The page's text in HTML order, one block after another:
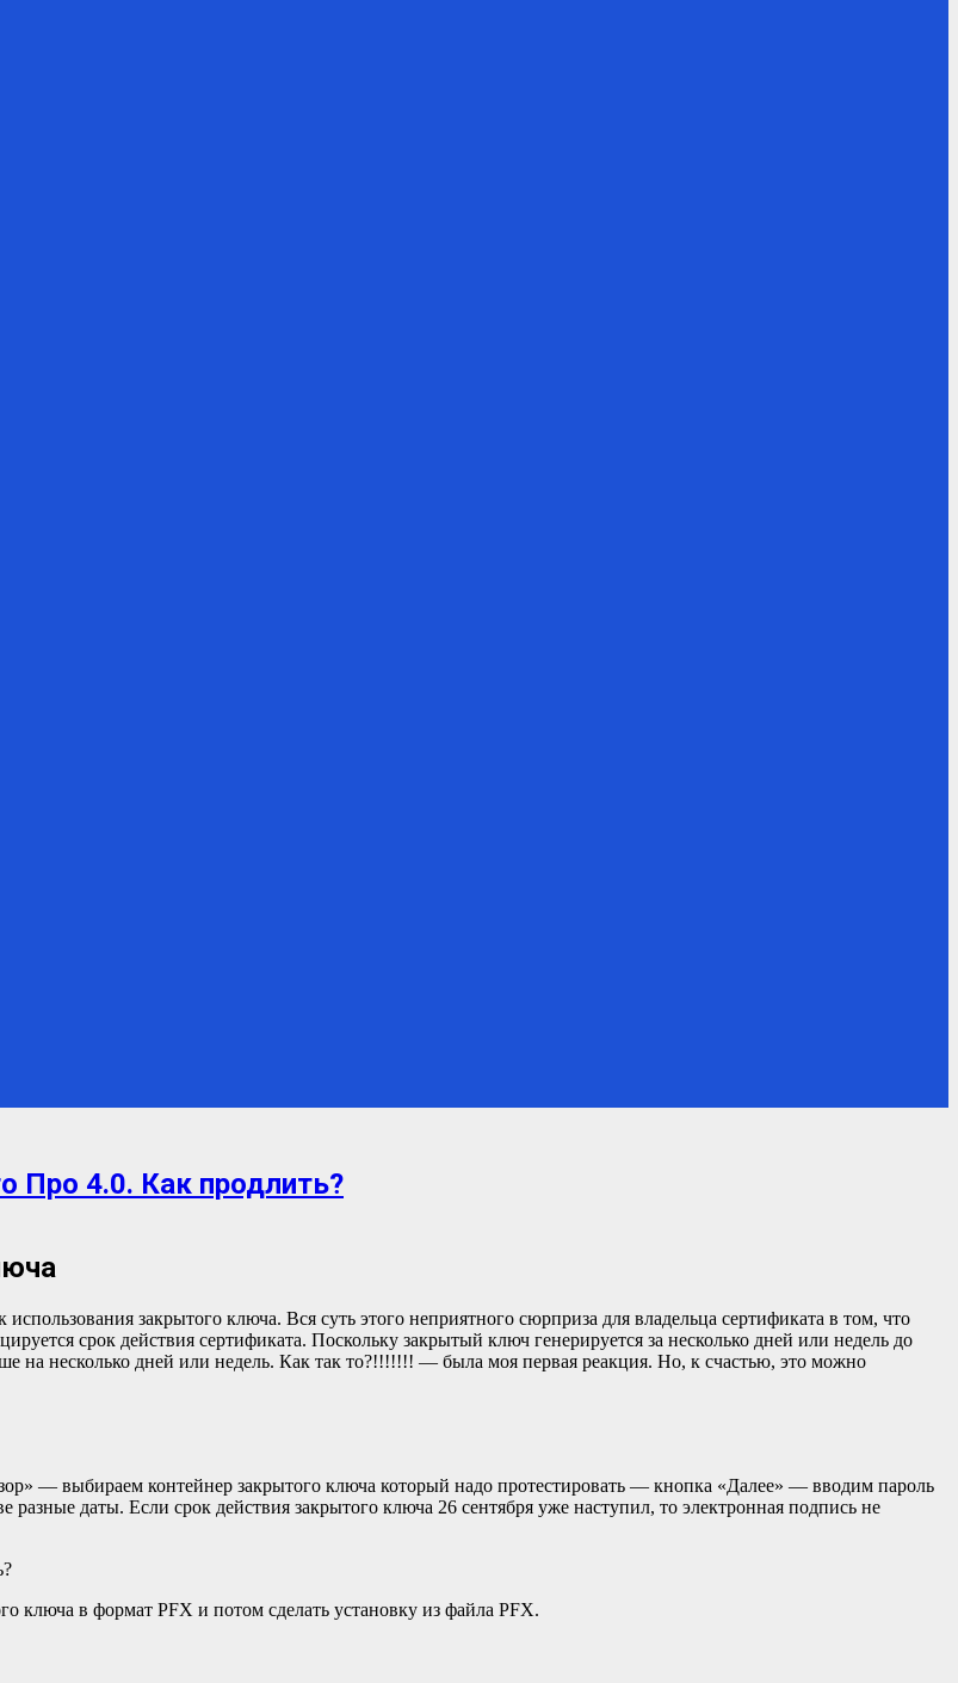
Про 4.0. Как продлить?
срок действия сертификата. Поскольку закрытый ключ генерируется за несколько дней или недель до
на несколько дней или недель. Как так то?!!!!!!! — была моя первая реакция. Но, к счастью, это можно
— выбираем контейнер закрытого ключа который надо протестировать — кнопка «Далее» — вводим пароль
даты. Если срок действия закрытого ключа 26 сентября уже наступил, то электронная подпись не
ключа в формат PFX и потом сделать установку из файла PFX.